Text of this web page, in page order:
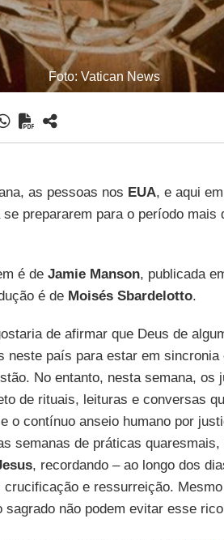
Foto: Vatican News
as pessoas nos EUA, e aqui em
se prepararem para o período
é de Jamie Manson, publicada
é de Moisés Sbardelotto.
de afirmar que Deus de
neste país para estar em
No entanto, nesta semana, os
de rituais, leituras e conversas
o contínuo anseio humano por
semanas de práticas
, recordando – ao longo dos
crucificação e ressurreição.
sagrado não podem evitar esse